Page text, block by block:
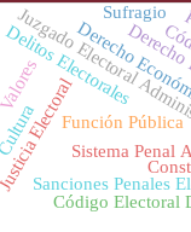
Juzgado Electoral
Sistema Penal
Sanciones Penales
Delitos Electorales
Sufragio
Electoral
Derecho
Código Electoral
Función Pública